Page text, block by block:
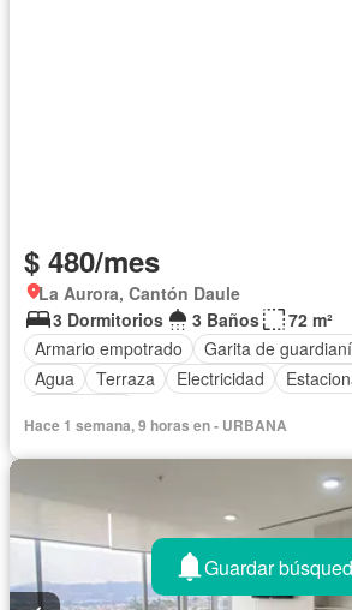
$ 480/mes
La Aurora, Cantón Daule
3 Dormitorios
3 Baños
72 m²
Armario empotrado
Garita de
Agua
Terraza Electricidad
Hace 1 semana, 9 horas en - URBANA
Guardar